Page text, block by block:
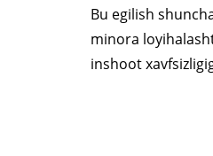
Bu egilish
minora
inshoot